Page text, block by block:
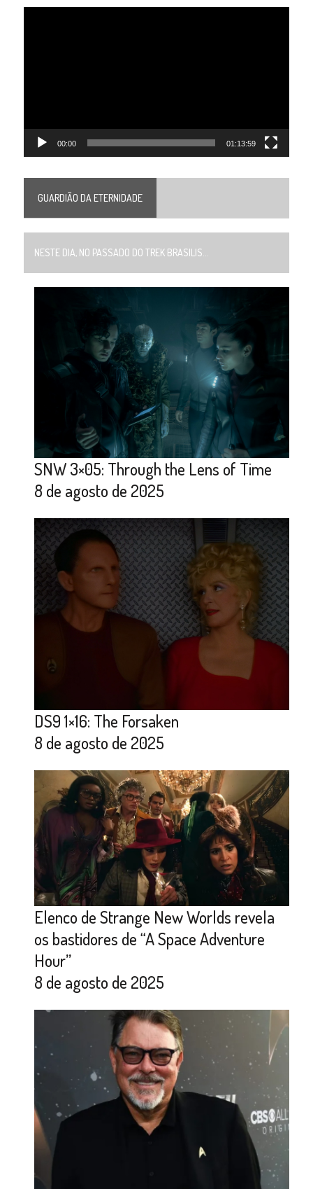
00:00 01:13:59
GUARDIÃO DA ETERNIDADE
NESTE DIA, NO PASSADO DO TREK BRASILIS...
SNW 3×05: Through the Lens of Time
8 de agosto de 2025
DS9 1×16: The Forsaken
8 de agosto de 2025
Elenco de Strange New Worlds revela
os bastidores de “A Space Adventure
Hour”
8 de agosto de 2025